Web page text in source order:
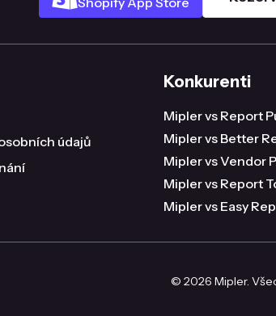
údajů
Konkurenti
Mipler vs Report
Mipler vs Better
Mipler vs Vendor
Mipler vs Report
Mipler vs Easy
© 2026 Mipler.